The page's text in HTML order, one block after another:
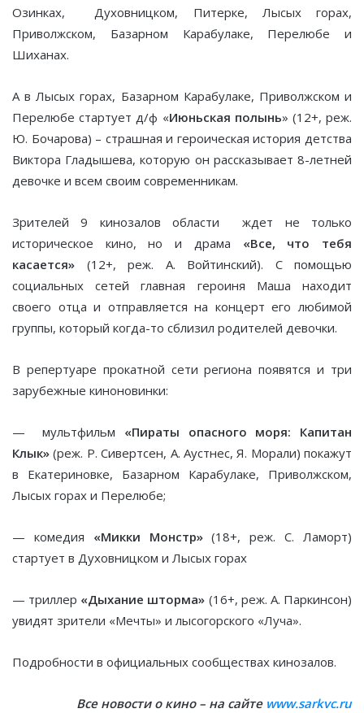
Озинках, Духовницком, Питерке, Лысых горах,
Приволжском, Базарном Карабулаке, Перелюбе и
Шиханах.
А в Лысых горах, Базарном Карабулаке, Приволжском и
Перелюбе стартует д/ф «Июньская полынь» (12+, реж.
Ю. Бочарова) – страшная и героическая история детства
Виктора Гладышева, которую он рассказывает 8-летней
девочке и всем своим современникам.
Зрителей 9 кинозалов области ждет не только
историческое кино, но и драма «Все, что тебя
касается» (12+, реж. А. Войтинский). С помощью
социальных сетей главная героиня Маша находит
своего отца и отправляется на концерт его любимой
группы, который когда-то сблизил родителей девочки.
В репертуаре прокатной сети региона появятся и три
зарубежные киноновинки:
— мультфильм «Пираты опасного моря: Капитан
Клык» (реж. Р. Сивертсен, А. Аустнес, Я. Морали) покажут
в Екатериновке, Базарном Карабулаке, Приволжском,
Лысых горах и Перелюбе;
— комедия «Микки Монстр»(18+, реж. С. Ламорт)
стартует в Духовницком и Лысых горах
— триллер «Дыхание шторма» (16+, реж. А. Паркинсон)
увидят зрители «Мечты» и лысогорского «Луча».
Подробности в официальных сообществах кинозалов.
Все новости о кино – на сайте www.sarkvc.ru